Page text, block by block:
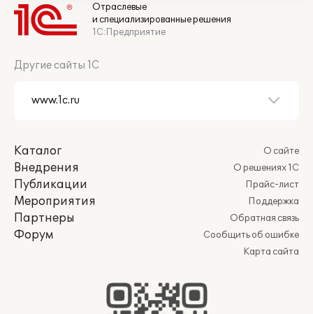
Отраслевые
и специализированные решения
1С:Предприятие
Другие сайты 1С
Каталог
Внедрения
Публикации
Мероприятия
Партнеры
Форум
О сайте
О решениях 1С
Прайс-лист
Поддержка
Обратная связь
Сообщить об ошибке
Карта сайта